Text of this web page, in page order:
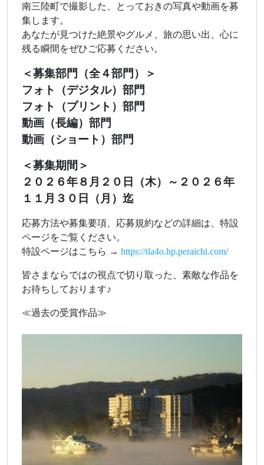
南三陸町で撮影した、とっておきの写真や動画を募
集します。
あなたが見つけた絶景やグルメ、旅の思い出、心に
残る瞬間をぜひご応募ください。
＜募集部門（全４部門）＞
フォト（デジタル）部門
フォト（プリント）部門
動画（長編）部門
動画（ショート）部門
＜募集期間＞
２０２６年８月２０日（木）～２０２６年
１１月３０日（月）迄
応募方法や募集要項、応募規約などの詳細は、特設
ページをご覧ください。
特設ページはこちら → https://tla4o.hp.peraichi.com/
皆さまならではの視点で切り取った、素敵な作品を
お待ちしております♪
≪過去の受賞作品≫